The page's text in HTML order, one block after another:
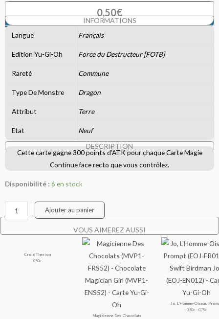
RÉSIDENT DES PROFONDEURS
0,50€
INFORMATIONS
Langue
Français
Edition Yu-Gi-Oh Force du Destructeur [FOTB]
Rareté Commune
Type De Monstre Dragon
Attribut Terre
Etat
Neuf
DESCRIPTION
Cette carte gagne 300 points d’ATK pour chaque Carte Magie
Continue face recto que vous contrôlez.
Disponibilité : 6 en stock
Ajouter au panier
VOUS AIMEREZ AUSSI
Croix Therion
0,50€
Magicienne Des Chocolats
Jo, L’Homme-Oiseau
0,50€ – 0,75€
Plage
prix :